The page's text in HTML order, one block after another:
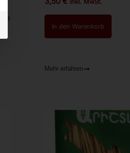
inkl. MwSt.
In den Warenkorb
Mehr erfahren